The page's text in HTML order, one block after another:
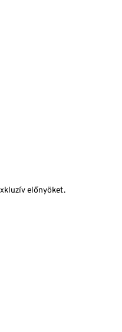
előnyöket.